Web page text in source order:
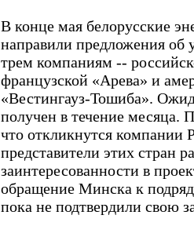
В конце мая белорусские
направили предложения об
трем компаниям --
французской «Арева» и
«Вестингауз-Тошиба».
получен в течение месяца.
что откликнутся
представители этих стран
заинтересованности в
обращение Минска к
пока не подтвердили свою